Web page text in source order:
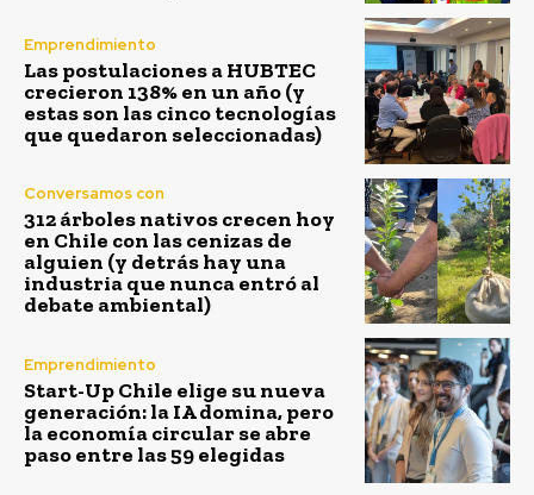
Emprendimiento
Las postulaciones a HUBTEC
crecieron 138% en un año (y
estas son las cinco tecnologías
que quedaron seleccionadas)
Conversamos con
312 árboles nativos crecen hoy
en Chile con las cenizas de
alguien (y detrás hay una
industria que nunca entró al
debate ambiental)
Emprendimiento
Start-Up Chile elige su nueva
generación: la IA domina, pero
la economía circular se abre
paso entre las 59 elegidas